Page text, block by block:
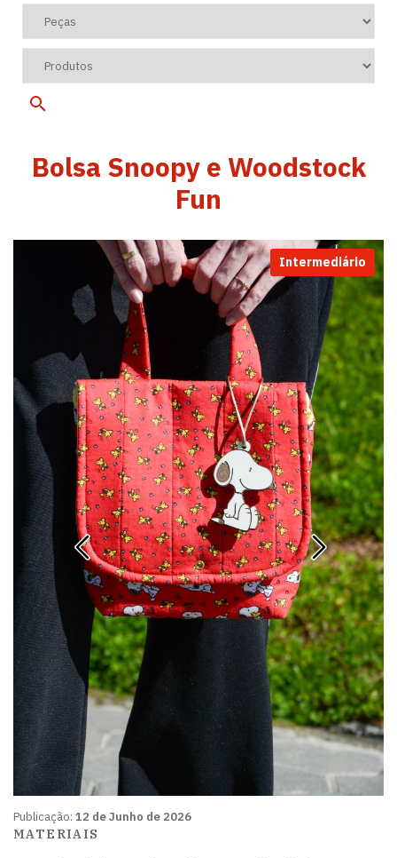
Bolsa Snoopy e Woodstock
Fun
Publicação: 12 de Junho de 2026
Intermediário
MATERIAIS